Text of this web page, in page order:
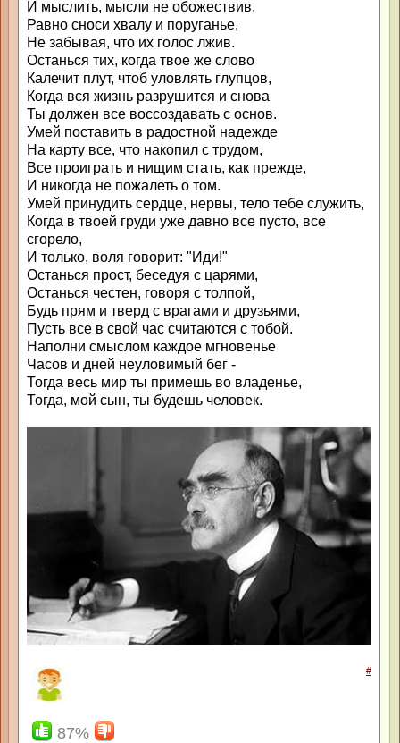
И мыслить, мысли не обожествив,
Равно сноси хвалу и поруганье,
Не забывая, что их голос лжив.
Останься тих, когда твое же слово
Калечит плут, чтоб уловлять глупцов,
Когда вся жизнь разрушится и снова
Ты должен все воссоздавать с основ.
Умей поставить в радостной надежде
На карту все, что накопил с трудом,
Все проиграть и нищим стать, как прежде,
И никогда не пожалеть о том.
Умей принудить сердце, нервы, тело тебе служить,
Когда в твоей груди уже давно все пусто, все
сгорело,
И только, воля говорит: "Иди!"
Останься прост, беседуя с царями,
Останься честен, говоря с толпой,
Будь прям и тверд с врагами и друзьями,
Пусть все в свой час считаются с тобой.
Наполни смыслом каждое мгновенье
Часов и дней неуловимый бег -
Тогда весь мир ты примешь во владенье,
Тогда, мой сын, ты будешь человек.
#
87%